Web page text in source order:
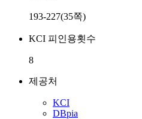
193-227(35쪽)
KCI 피인용횟수
8
제공처
KCI
DBpia